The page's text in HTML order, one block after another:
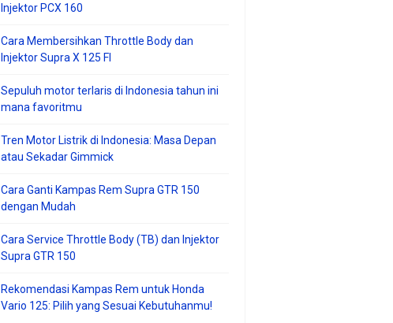
Injektor PCX 160
Cara Membersihkan Throttle Body dan
Injektor Supra X 125 FI
Sepuluh motor terlaris di Indonesia tahun ini
mana favoritmu
Tren Motor Listrik di Indonesia: Masa Depan
atau Sekadar Gimmick
Cara Ganti Kampas Rem Supra GTR 150
dengan Mudah
Cara Service Throttle Body (TB) dan Injektor
Supra GTR 150
Rekomendasi Kampas Rem untuk Honda
Vario 125: Pilih yang Sesuai Kebutuhanmu!